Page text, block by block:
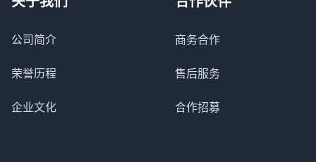
公司简介
荣誉历程
企业文化
商务合作
售后服务
合作招募